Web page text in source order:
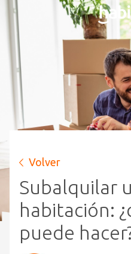
Volver
Subalquilar
habitación:
puede